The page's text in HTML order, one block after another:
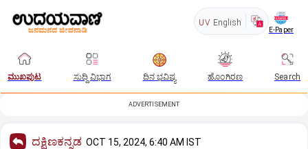
UV English
E-Paper
ಮುಖಪುಟ ಸುದ್ದಿ ವಿಭಾಗ ದಿನ ಭವಿಷ್ಯ ಹೊಂಗಿರಣ Search
ADVERTISEMENT
ದಕ್ಷಿಣಕನ್ನಡ OCT 15, 2024, 6:40 AM IST